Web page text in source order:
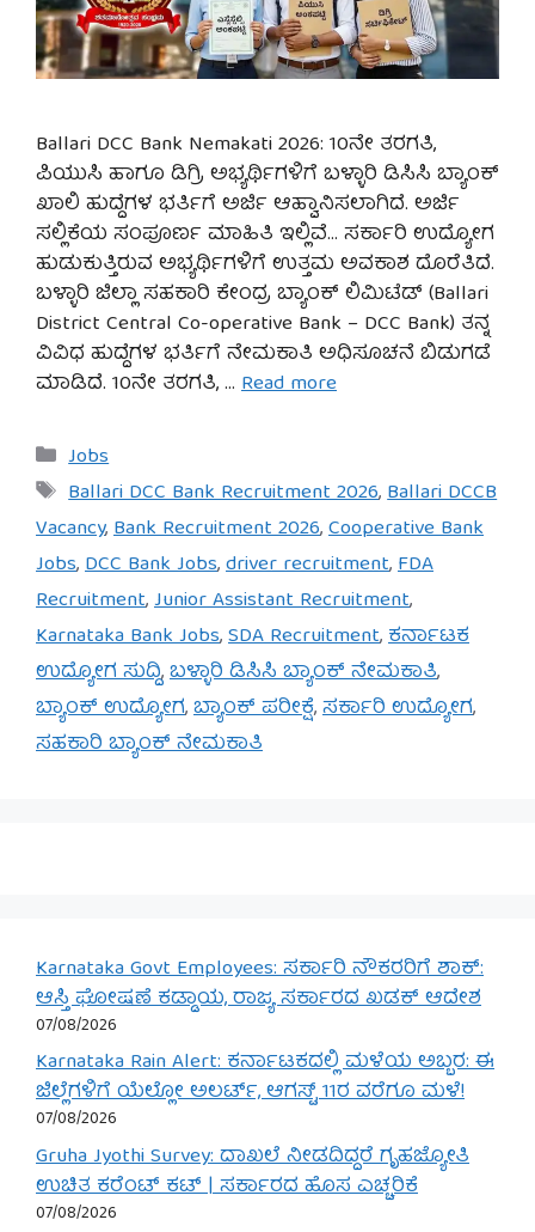
Ballari DCC Bank Nemakati 2026: 10ನೇ ತರಗತಿ,
ಪಿಯುಸಿ ಹಾಗೂ ಡಿಗ್ರಿ ಅಭ್ಯರ್ಥಿಗಳಿಗೆ ಬಳ್ಳಾರಿ ಡಿಸಿಸಿ ಬ್ಯಾಂಕ್
ಖಾಲಿ ಹುದ್ದೆಗಳ ಭರ್ತಿಗೆ ಅರ್ಜಿ ಆಹ್ವಾನಿಸಲಾಗಿದೆ. ಅರ್ಜಿ
ಸಲ್ಲಿಕೆಯ ಸಂಪೂರ್ಣ ಮಾಹಿತಿ ಇಲ್ಲಿವೆ… ಸರ್ಕಾರಿ ಉದ್ಯೋಗ
ಹುಡುಕುತ್ತಿರುವ ಅಭ್ಯರ್ಥಿಗಳಿಗೆ ಉತ್ತಮ ಅವಕಾಶ ದೊರೆತಿದೆ.
ಬಳ್ಳಾರಿ ಜಿಲ್ಲಾ ಸಹಕಾರಿ ಕೇಂದ್ರ ಬ್ಯಾಂಕ್ ಲಿಮಿಟೆಡ್ (Ballari
District Central Co-operative Bank – DCC Bank) ತನ್ನ
ವಿವಿಧ ಹುದ್ದೆಗಳ ಭರ್ತಿಗೆ ನೇಮಕಾತಿ ಅಧಿಸೂಚನೆ ಬಿಡುಗಡೆ
ಮಾಡಿದೆ. 10ನೇ ತರಗತಿ, … Read more
Categories
Jobs
Tags
Ballari DCC Bank Recruitment 2026,Ballari DCCB
Vacancy,Bank Recruitment 2026,Cooperative Bank
Jobs,DCC Bank Jobs,driver recruitment,FDA
Recruitment,Junior Assistant Recruitment,
Karnataka Bank Jobs,SDA Recruitment,ಕರ್ನಾಟಕ
ಉದ್ಯೋಗ ಸುದ್ದಿ,ಬಳ್ಳಾರಿ ಡಿಸಿಸಿ ಬ್ಯಾಂಕ್ ನೇಮಕಾತಿ,
ಬ್ಯಾಂಕ್ ಉದ್ಯೋಗ,ಬ್ಯಾಂಕ್ ಪರೀಕ್ಷೆ,ಸರ್ಕಾರಿ ಉದ್ಯೋಗ,
ಸಹಕಾರಿ ಬ್ಯಾಂಕ್ ನೇಮಕಾತಿ
Karnataka Govt Employees: ಸರ್ಕಾರಿ ನೌಕರರಿಗೆ ಶಾಕ್:
ಆಸ್ತಿ ಘೋಷಣೆ ಕಡ್ಡಾಯ, ರಾಜ್ಯ ಸರ್ಕಾರದ ಖಡಕ್ ಆದೇಶ
07/08/2026
Karnataka Rain Alert: ಕರ್ನಾಟಕದಲ್ಲಿ ಮಳೆಯ ಅಬ್ಬರ: ಈ
ಜಿಲ್ಲೆಗಳಿಗೆ ಯೆಲ್ಲೋ ಅಲರ್ಟ್, ಆಗಸ್ಟ್ 11ರ ವರೆಗೂ ಮಳೆ!
07/08/2026
Gruha Jyothi Survey: ದಾಖಲೆ ನೀಡದಿದ್ದರೆ ಗೃಹಜ್ಯೋತಿ
ಉಚಿತ ಕರೆಂಟ್ ಕಟ್ | ಸರ್ಕಾರದ ಹೊಸ ಎಚ್ಚರಿಕೆ
07/08/2026